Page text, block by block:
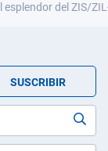
esplendor del ZIS/
SUSCRIBIR